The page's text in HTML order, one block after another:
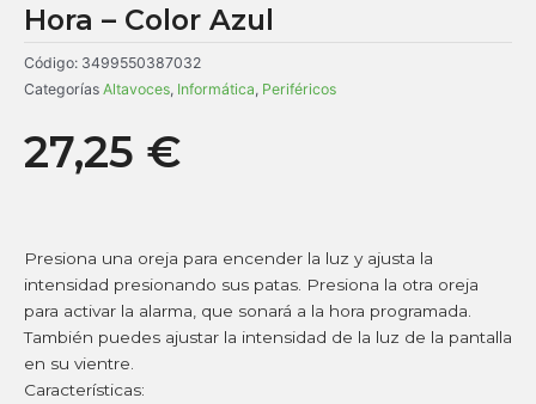
Hora – Color Azul
Código: 3499550387032
Categorías Altavoces, Informática, Periféricos
27,25 €
Presiona una oreja para encender la luz y ajusta la
intensidad presionando sus patas. Presiona la otra oreja
para activar la alarma, que sonará a la hora programada.
También puedes ajustar la intensidad de la luz de la pantalla
en su vientre.
Características: